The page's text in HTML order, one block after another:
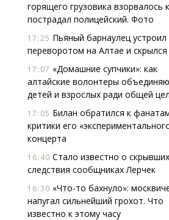
горящего грузовика взорвалось
пострадал полицейский. Фото
17:25 Пьяный барнаулец
переворотом на Алтае и скрылся
17:07 «Домашние супчики»: как
алтайские волонтеры
детей и взрослых ради общей
17:05 Билан обратился к
критики его
концерта
16:40 Стало известно о
следствия сообщниках Лерчек
16:30 «Что-то бахнуло»:
напугал сильнейший грохот. Что
известно к этому часу